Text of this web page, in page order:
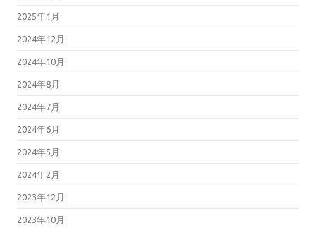
2025年1月
2024年12月
2024年10月
2024年8月
2024年7月
2024年6月
2024年5月
2024年2月
2023年12月
2023年10月